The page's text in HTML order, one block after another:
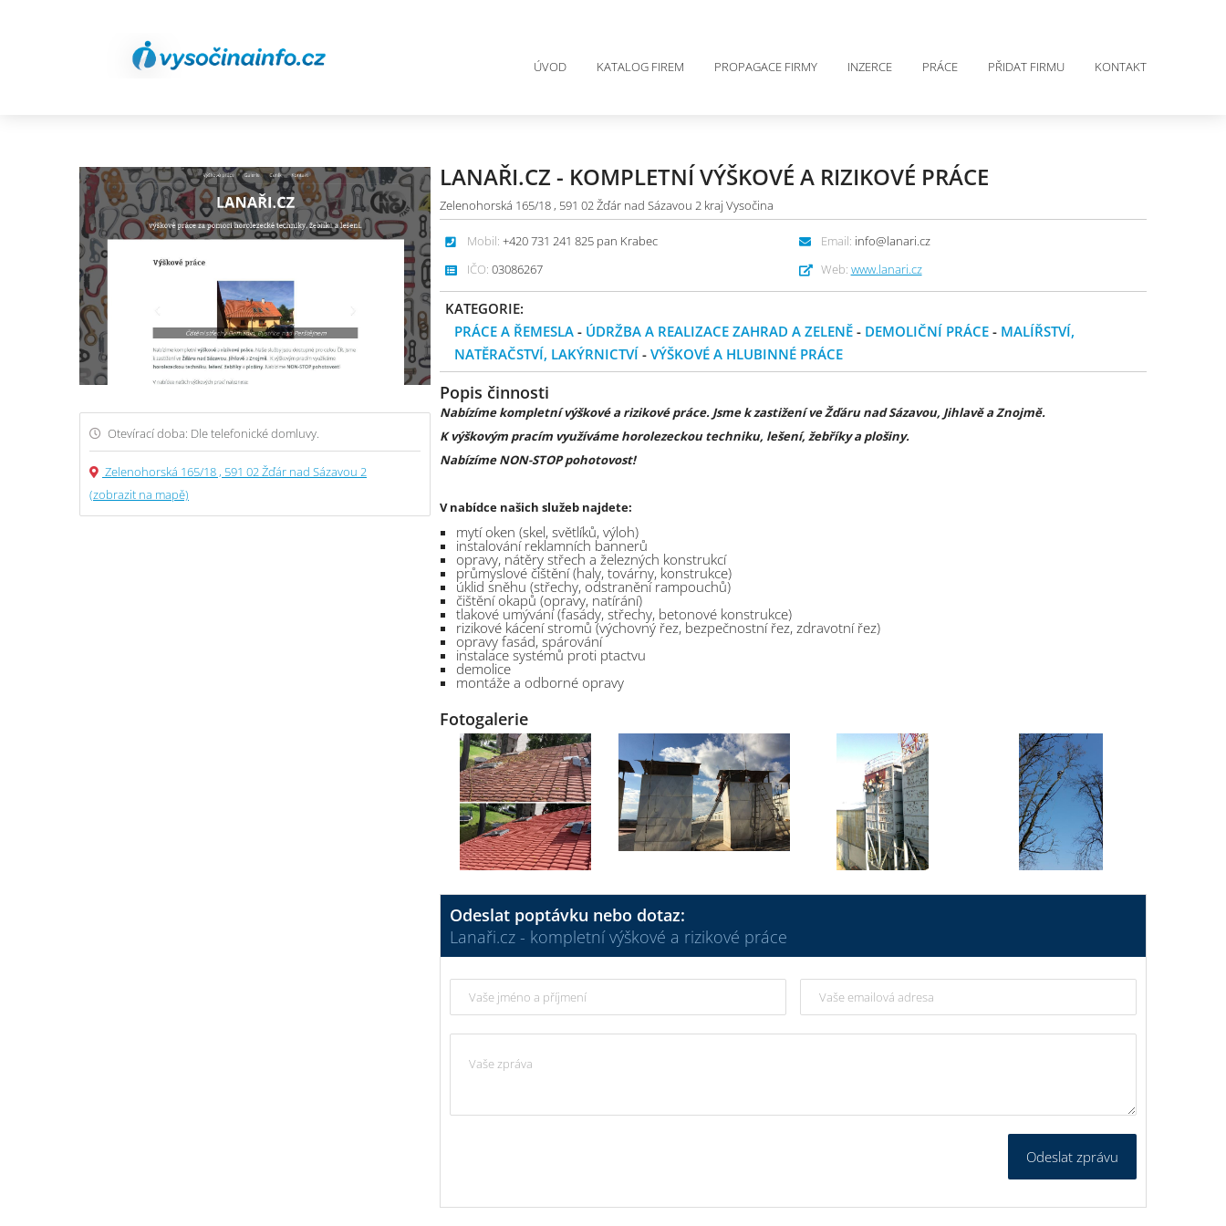
ÚVOD KATALOG FIREM PROPAGACE FIRMY INZERCE PRÁCE PŘIDAT FIRMU KONTAKT
LANAŘI.CZ - KOMPLETNÍ VÝŠKOVÉ A RIZIKOVÉ PRÁCE
Zelenohorská 165/18 , 591 02 Žďár nad Sázavou 2 kraj Vysočina
Mobil: +420 731 241 825 pan Krabec
IČO: 03086267
Email: info@lanari.cz
Web: www.lanari.cz
KATEGORIE:
PRÁCE A ŘEMESLA - ÚDRŽBA A REALIZACE ZAHRAD A ZELENĚ - DEMOLIČNÍ PRÁCE - MALÍŘSTVÍ,
NATĚRAČSTVÍ, LAKÝRNICTVÍ -VÝŠKOVÉ A HLUBINNÉ PRÁCE
Popis činnosti
Nabízíme kompletní výškové a rizikové práce. Jsme k zastižení ve Žďáru nad Sázavou, Jihlavě a Znojmě.
K výškovým pracím využíváme horolezeckou techniku, lešení, žebříky a plošiny.
Nabízíme NON-STOP pohotovost!
V nabídce našich služeb najdete:
mytí oken (skel, světlíků, výloh)
instalování reklamních bannerů
opravy, nátěry střech a železných konstrukcí
průmyslové čištění (haly, továrny, konstrukce)
úklid sněhu (střechy, odstranění rampouchů)
čištění okapů (opravy, natírání)
tlakové umývání (fasády, střechy, betonové konstrukce)
rizikové kácení stromů (výchovný řez, bezpečnostní řez, zdravotní řez)
opravy fasád, spárování
instalace systémů proti ptactvu
demolice
montáže a odborné opravy
Fotogalerie
Odeslat poptávku nebo dotaz:
Lanaři.cz - kompletní výškové a rizikové práce
Odeslat zprávu
Otevírací doba: Dle telefonické domluvy.
Zelenohorská 165/18 , 591 02 Žďár nad Sázavou 2
(zobrazit na mapě)